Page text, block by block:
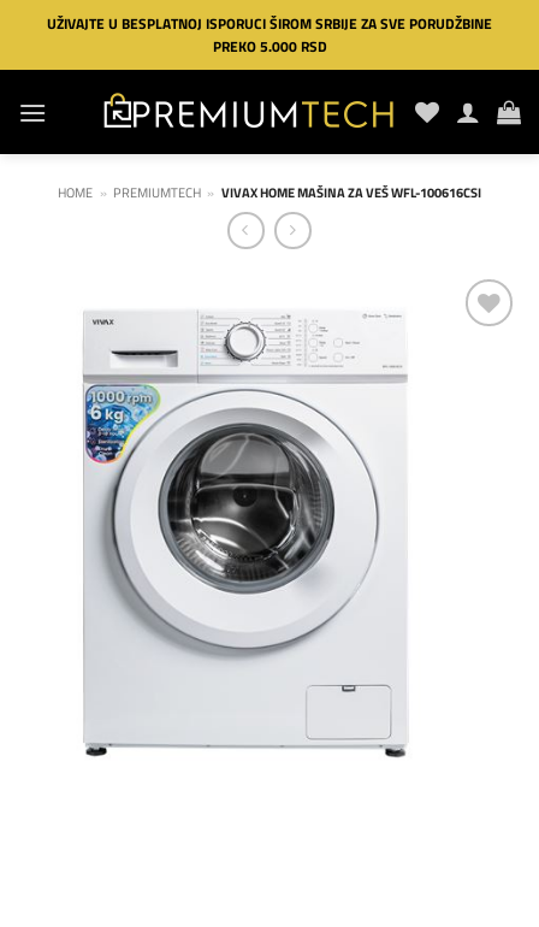
Preskoči
sadržaj
UŽIVAJTE U BESPLATNOJ ISPORUCI ŠIROM SRBIJE ZA SVE PORUDŽBINE
PREKO 5.000 RSD
HOME » PREMIUMTECH » VIVAX HOME MAŠINA ZA VEŠ WFL-100616CSI